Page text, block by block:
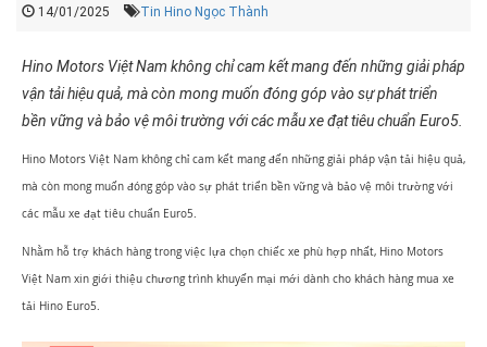
14/01/2025 Tin Hino Ngọc Thành
Hino Motors Việt Nam không chỉ cam kết mang đến những giải pháp
vận tải hiệu quả, mà còn mong muốn đóng góp vào sự phát triển
bền vững và bảo vệ môi trường với các mẫu xe đạt tiêu chuẩn Euro5.
Hino Motors Việt Nam không chỉ cam kết mang đến những giải pháp vận tải hiệu quả,
mà còn mong muốn đóng góp vào sự phát triển bền vững và bảo vệ môi trường với
các mẫu xe đạt tiêu chuẩn Euro5.
Nhằm hỗ trợ khách hàng trong việc lựa chọn chiếc xe phù hợp nhất, Hino Motors
Việt Nam xin giới thiệu chương trình khuyến mại mới dành cho khách hàng mua xe
tải Hino Euro5.